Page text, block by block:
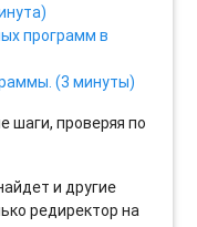
программ в
(3 минуты)
шаги, проверяя по
и другие
редиректор на